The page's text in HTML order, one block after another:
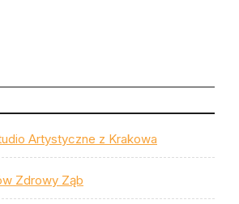
Artystyczne z Krakowa
Zdrowy Ząb